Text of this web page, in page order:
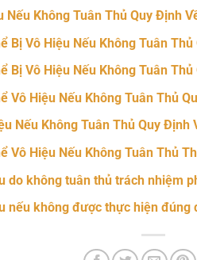
Không Tuân Thủ Quy Định
Bị Vô Hiệu Nếu Không Tuân
Bị Vô Hiệu Nếu Không Tuân
Vô Hiệu Nếu Không Tuân Thủ
Nếu Không Tuân Thủ Quy Định
Vô Hiệu Nếu Không Tuân Thủ
do không tuân thủ trách nhiệm
nếu không được thực hiện đúng